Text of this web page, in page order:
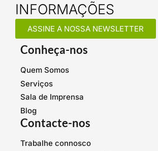
INFORMAÇÕES
ASSINE A NOSSA NEWSLETTER
Conheça-nos
Quem Somos
Serviços
Sala de Imprensa
Blog
Contacte-nos
Trabalhe connosco